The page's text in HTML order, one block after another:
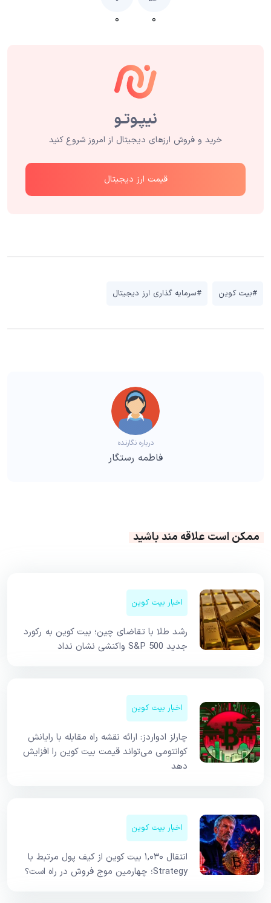
۰ ۰
خرید و فروش ارزهای دیجیتال از امروز شروع کنید
قیمت ارز دیجیتال
#بیت کوین #سرمایه گذاری ارز دیجیتال
درباره نگارنده
فاطمه رستگار
ممکن است علاقه مند باشید
اخبار بیت کوین
رشد طلا با تقاضای چین؛ بیت کوین به رکورد
جدید S&P 500 واکنشی نشان نداد
اخبار بیت کوین
چارلز ادواردز: ارائه نقشه راه مقابله با رایانش
کوانتومی می‌تواند قیمت بیت کوین را افزایش
دهد
اخبار بیت کوین
انتقال ۱,۰۳۰ بیت کوین از کیف پول مرتبط با
Strategy؛ چهارمین موج فروش در راه است؟